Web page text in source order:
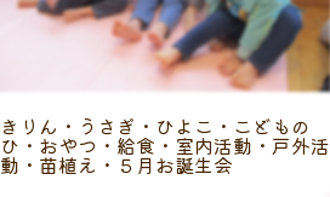
きりん・うさぎ・ひよこ・こどもの
ひ・おやつ・給食・室内活動・戸外活
動・苗植え・５月お誕生会